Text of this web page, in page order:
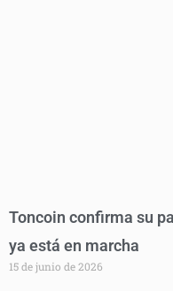
Toncoin confirma su
ya está en marcha
15 de junio de 2026